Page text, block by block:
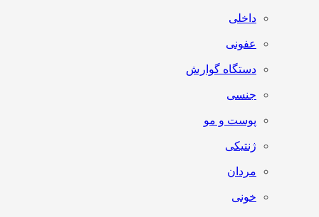
داخلی
عفونی
دستگاه گوارش
جنسی
پوست و مو
ژنتیکی
مردان
خونی